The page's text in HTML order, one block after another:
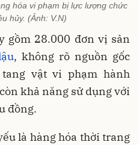
hóa vi phạm bị lực lượng chức
hủy. (Ảnh: V.N)
gồm 28.000 đơn vị sản
, không rõ nguồn gốc
vật vi phạm hành
khả năng sử dụng với
đồng.
là hàng hóa thời trang